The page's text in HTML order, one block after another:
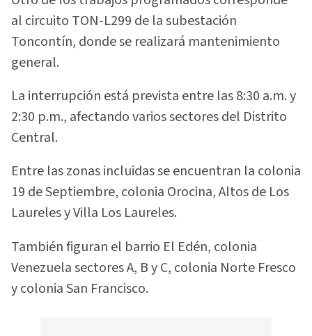
al circuito TON-L299 de la subestación
Toncontín, donde se realizará mantenimiento
general.
La interrupción está prevista entre las 8:30 a.m. y
2:30 p.m., afectando varios sectores del Distrito
Central.
Entre las zonas incluidas se encuentran la colonia
19 de Septiembre, colonia Orocina, Altos de Los
Laureles y Villa Los Laureles.
También figuran el barrio El Edén, colonia
Venezuela sectores A, B y C, colonia Norte Fresco
y colonia San Francisco.